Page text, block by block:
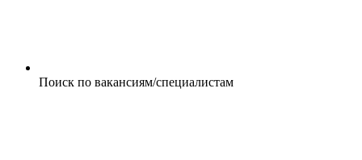
Поиск по вакансиям/специалистам